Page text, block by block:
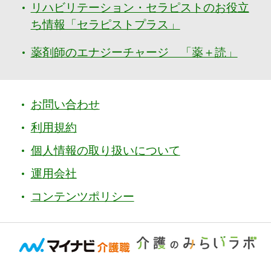
リハビリテーション・セラピストのお役立
ち情報「セラピストプラス」
薬剤師のエナジーチャージ 「薬＋読」
お問い合わせ
利用規約
個人情報の取り扱いについて
運用会社
コンテンツポリシー